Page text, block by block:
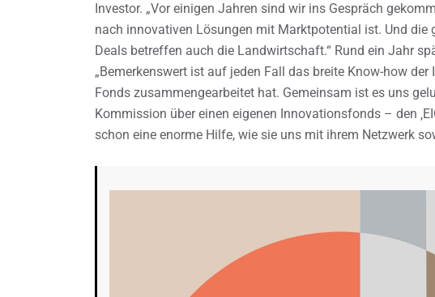
Investor. „Vor einigen Jahren sind wir ins Gespräch
nach innovativen Lösungen mit Marktpotential ist. Und die
Deals betreffen auch die Landwirtschaft.“ Rund ein Jahr
„Bemerkenswert ist auf jeden Fall das breite Know-how
Fonds zusammengearbeitet hat. Gemeinsam ist es uns
Kommission über einen eigenen Innovationsfonds – den
schon eine enorme Hilfe, wie sie uns mit ihrem Netzwerk